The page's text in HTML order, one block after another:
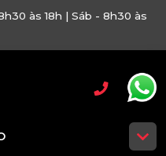
às 18h | Sáb - 8h30 às